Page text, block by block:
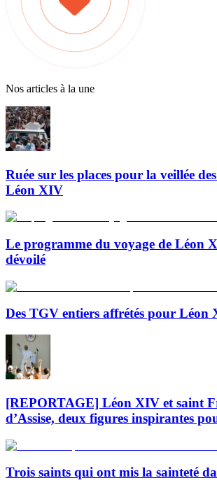
Nos articles à la une
Ruée sur les places pour la veillée
Léon XIV
Le programme du voyage de Léon
dévoilé
Des TGV entiers affrétés pour Léon
[REPORTAGE] Léon XIV et saint
d’Assise, deux figures inspirantes
Trois saints qui ont mis la sainteté